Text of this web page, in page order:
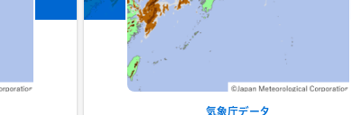
気象庁データ